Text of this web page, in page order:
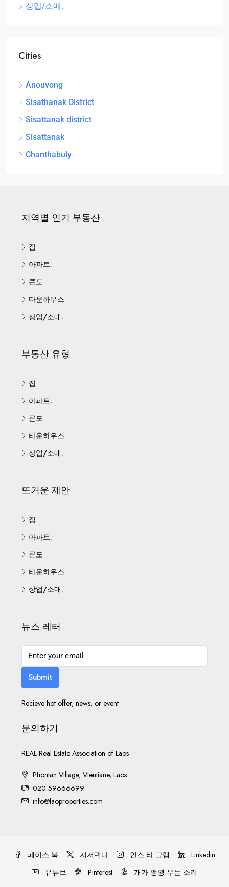
상업/소매.
Cities
Anouvong
Sisathanak District
Sisattanak district
Sisattanak
Chanthabuly
지역별 인기 부동산
집
아파트.
콘도
타운하우스
상업/소매.
부동산 유형
집
아파트.
콘도
타운하우스
상업/소매.
뜨거운 제안
집
아파트.
콘도
타운하우스
상업/소매.
뉴스 레터
Submit
Recieve hot offer, news, or event
문의하기
REAL-Real Estate Association of Laos
Phontan Village, Vientiane, Laos
020 59666699
info@laoproperties.com
페이스 북 지저귀다 인스 타 그램
Linkedin
유튜브
Pinterest 개가 깽깽 우는 소리